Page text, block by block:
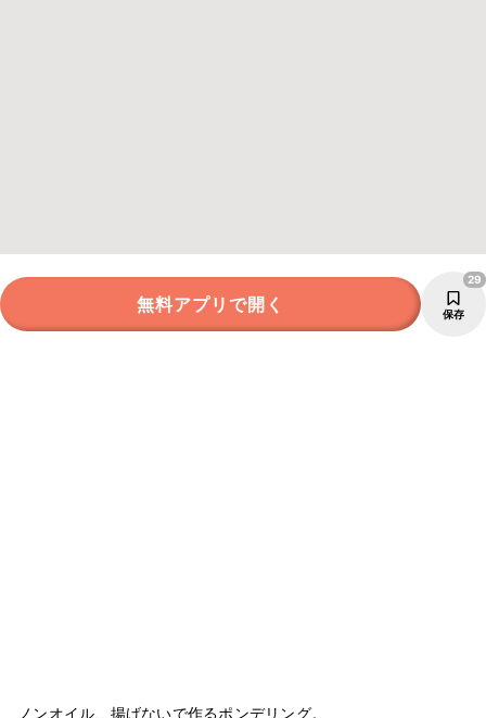
無料アプリで開く 保存
29
ノンオイル、揚げないで作るポンデリング。